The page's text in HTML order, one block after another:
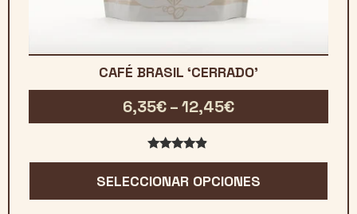
CAFÉ BRASIL ‘CERRADO’
6,35€–12,45€Rango
de
desde
6,35€
4.75de 5
SELECCIONAR OPCIONES